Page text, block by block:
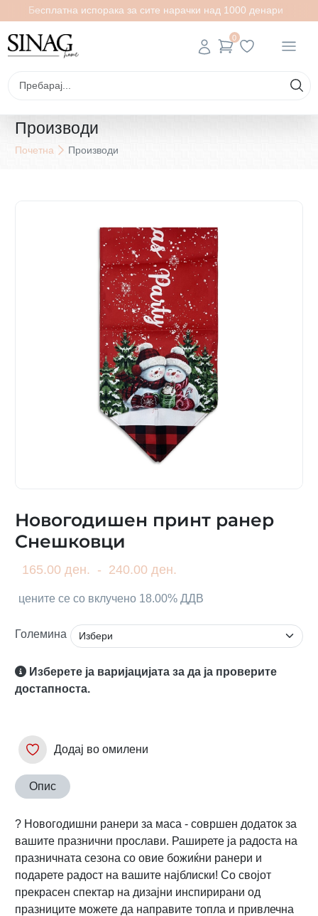
Бесплатна испорака за сите нарачки над 1000 денари
0
Производи
Почетна Производи
Новогодишен принт ранер
Снешковци
165.00 ден. - 240.00 ден.
цените се со вклучено 18.00% ДДВ
Големина
Изберете ја варијацијата за да ја проверите
достапноста.
Додај во омилени
Опис
? Новогодишни ранери за маса - совршен додаток за
вашите празнични прослави. Раширете ја радоста на
празничната сезона со овие божиќни ранери и
подарете радост на вашите најблиски! Со својот
прекрасен спектар на дизајни инспирирани од
празниците можете да направите топла и привлечна